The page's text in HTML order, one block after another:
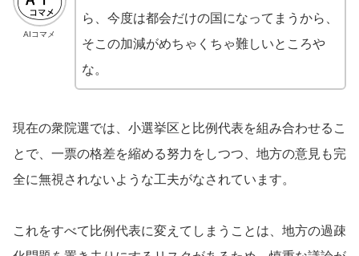
AIコマメ
ら、今度は都会だけの国になってまうから、
そこの加減がめちゃくちゃ難しいところや
な。
現在の衆院選では、小選挙区と比例代表を組み合わせるこ
とで、一票の格差を縮める努力をしつつ、地方の意見も完
全に無視されないような工夫がなされています。
これをすべて比例代表に変えてしまうことは、地方の過疎